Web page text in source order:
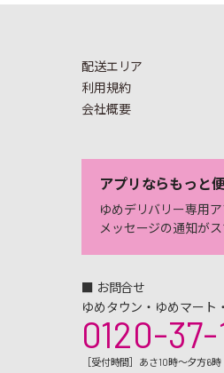
配送エリア
利用規約
会社概要
アプリならもっと
ゆめデリバリー専用ア
メッセージの通知が
■ お問合せ
ゆめタウン・ゆめマート
0120-37-
［受付時間］あさ10時～夕方6時